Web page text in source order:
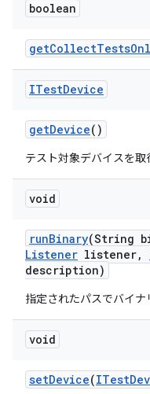
boolean
getCollectTests
ITestDevice
getDevice()
テスト対象デバイスを取
void
runBinary(String
Listener listener,
description)
指定されたパスでバイナ
void
setDevice(ITest